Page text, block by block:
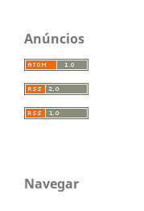
Anúncios
Navegar